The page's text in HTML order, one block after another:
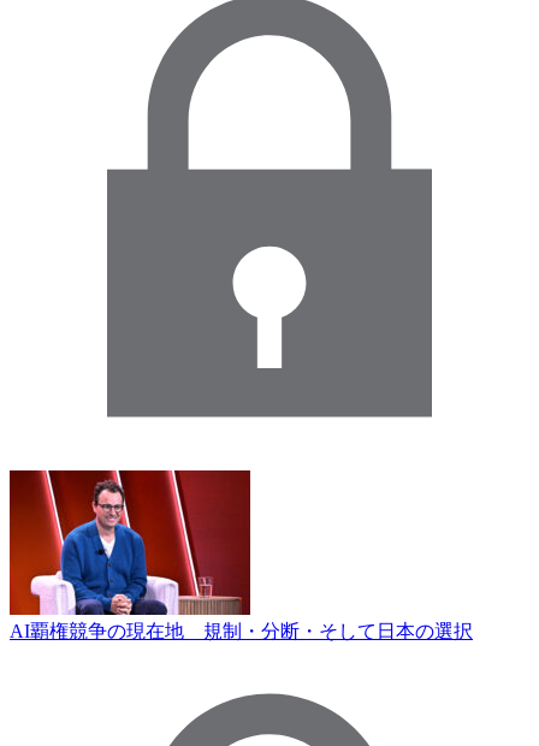
AI覇権競争の現在地 規制・分断・そして日本の選択